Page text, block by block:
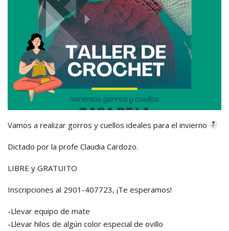
Vamos a realizar gorros y cuellos ideales para el invierno
Dictado por la profe Claudia Cardozo.
LIBRE y GRATUITO
Inscripciones al 2901-407723, ¡Te esperamos!
-Llevar equipo de mate
-Llevar hilos de algún color especial de ovillo